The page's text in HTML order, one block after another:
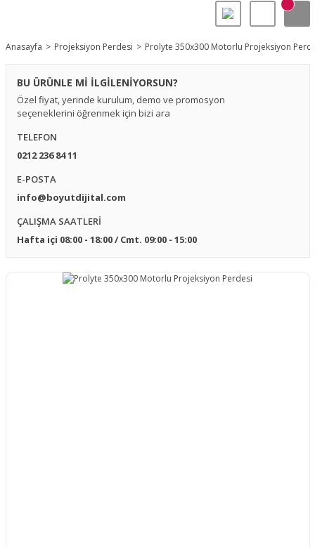
Anasayfa Projeksiyon Perdesi Prolyte 350x300 Motorlu Projeksiyon
BU ÜRÜNLE Mİ İLGİLENİYORSUN?
Özel fiyat, yerinde kurulum, demo ve promosyon
seçeneklerini öğrenmek için bizi ara
TELEFON
0212 236 84 11
E-POSTA
info@boyutdijital.com
ÇALIŞMA SAATLERİ
Hafta içi 08:00 - 18:00 / Cmt. 09:00 - 15:00